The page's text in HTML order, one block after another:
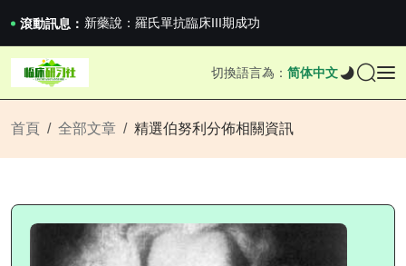
滾動訊息： 新藥說：羅氏單抗臨床III期成功
新藥說：哈佛大學：生男生女不是隨機的，這樣的...
國家藥監局關於適用《E6（R3）：藥物臨床試...
滬上臨研人：著名Global臨床CRO在我國...
新藥說：哈佛大學：生男生女不是隨機的，這樣的...
切換語言為： 简体中文
首頁 全部文章 精選伯努利分佈相關資訊